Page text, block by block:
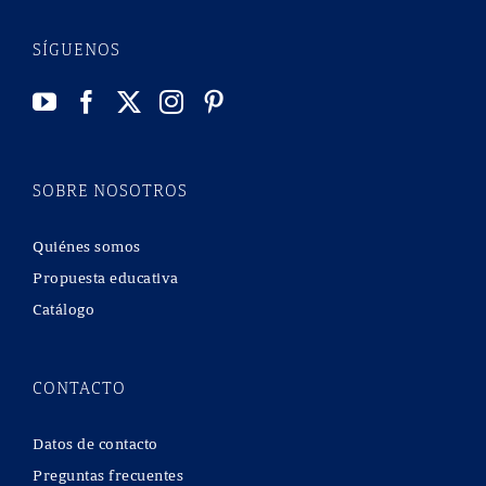
SÍGUENOS
SOBRE NOSOTROS
Quiénes somos
Propuesta educativa
Catálogo
CONTACTO
Datos de contacto
Preguntas frecuentes